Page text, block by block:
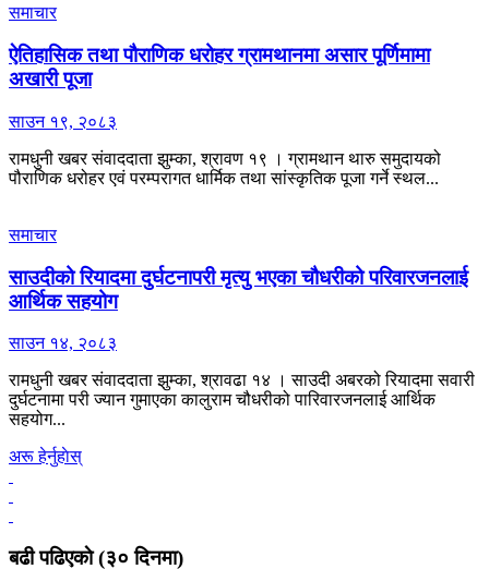
समाचार
ऐतिहासिक तथा पौराणिक धरोहर ग्रामथानमा असार पूर्णिमामा
अखारी पूजा
साउन १९, २०८३
रामधुनी खबर संवाददाता झुम्का, श्रावण १९ । ग्रामथान थारु समुदायको
पौराणिक धरोहर एवं परम्परागत धार्मिक तथा सांस्कृतिक पूजा गर्ने स्थल...
समाचार
साउदीको रियादमा दुर्घटनापरी मृत्यु भएका चौधरीको परिवारजनलाई
आर्थिक सहयोग
साउन १४, २०८३
रामधुनी खबर संवाददाता झुम्का, श्रावढा १४ । साउदी अबरको रियादमा सवारी
दुर्घटनामा परी ज्यान गुमाएका कालुराम चौधरीको पारिवारजनलाई आर्थिक
सहयोग...
अरू हेर्नुहाेस्
बढी पढिएकाे (३० दिनमा)